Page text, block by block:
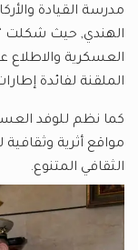
مدرسة القيادة
الهندي, حيث شكلت
العسكرية والاطلاع
الملقنة لفائدة
كما نظم للوفد
مواقع أثرية وثقافية
الثقافي المتنوع.